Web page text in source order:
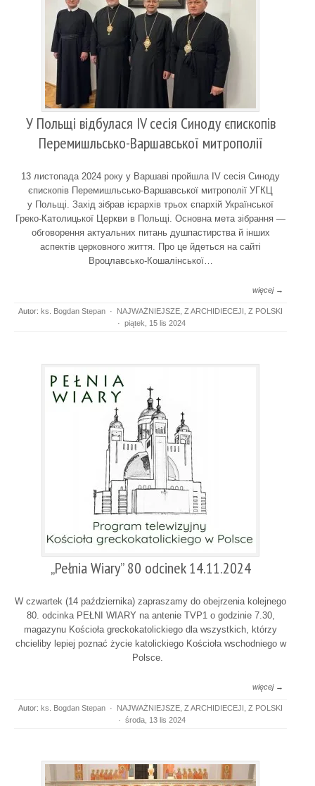
У Польщі відбулася IV сесія Синоду єпископів
Перемишльсько-Варшавської митрополії
13 листопада 2024 року у Варшаві пройшла IV сесія Синоду
єпископів Перемишльсько-Варшавської митрополії УГКЦ
у Польщі. Захід зібрав ієрархів трьох єпархій Української
Греко-Католицької Церкви в Польщі. Основна мета зібрання —
обговорення актуальних питань душпастирства й інших
аспектів церковного життя. Про це йдеться на сайті
Вроцлавсько-Кошалінської…
więcej →
Autor: ks. Bogdan Stepan · NAJWAŻNIEJSZE Z ARCHIDIECEJI Z POLSKI
· piątek, 15 lis 2024
„Pełnia Wiary” 80 odcinek 14.11.2024
W czwartek (14 października) zapraszamy do obejrzenia kolejnego
80. odcinka PEŁNI WIARY na antenie TVP1 o godzinie 7.30,
magazynu Kościoła greckokatolickiego dla wszystkich, którzy
chcieliby lepiej poznać życie katolickiego Kościoła wschodniego w
Polsce.
więcej →
Autor: ks. Bogdan Stepan · NAJWAŻNIEJSZE Z ARCHIDIECEJI Z POLSKI
· środa, 13 lis 2024